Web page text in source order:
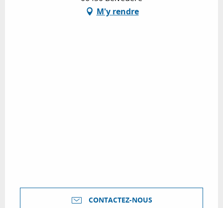
M'y rendre
CONTACTEZ-NOUS